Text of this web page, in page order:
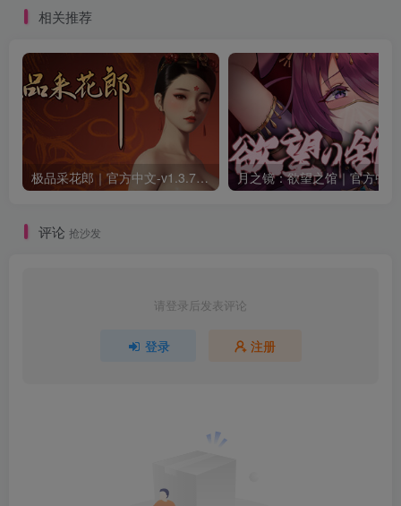
相关推荐
极品采花郎｜官方中文-v1.3.7+满金币初始存档+通关存档｜7.11G｜免安装
评论 抢沙发
请登录后发表评论
登录 注册